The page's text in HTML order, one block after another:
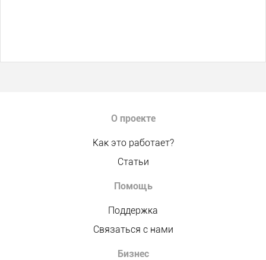
О проекте
Как это работает?
Статьи
Помощь
Поддержка
Связаться с нами
Бизнес